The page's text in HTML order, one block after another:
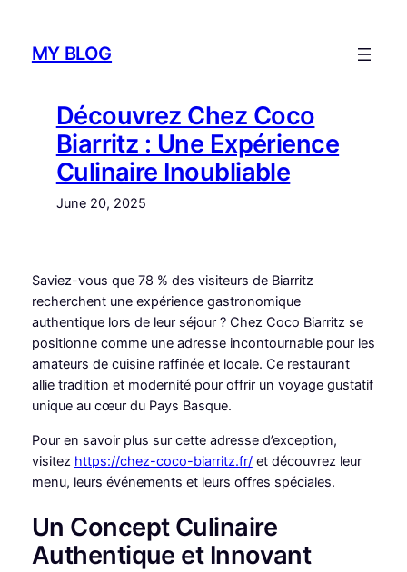
contentMY BLOG
Découvrez Chez Coco
Biarritz : Une Expérience
Culinaire Inoubliable
June 20, 2025
Saviez-vous que 78 % des visiteurs de Biarritz
recherchent une expérience gastronomique
authentique lors de leur séjour ? Chez Coco Biarritz se
positionne comme une adresse incontournable pour les
amateurs de cuisine raffinée et locale. Ce restaurant
allie tradition et modernité pour offrir un voyage gustatif
unique au cœur du Pays Basque.
Pour en savoir plus sur cette adresse d’exception,
visitez https://chez-coco-biarritz.fr/et découvrez leur
menu, leurs événements et leurs offres spéciales.
Un Concept Culinaire
Authentique et Innovant